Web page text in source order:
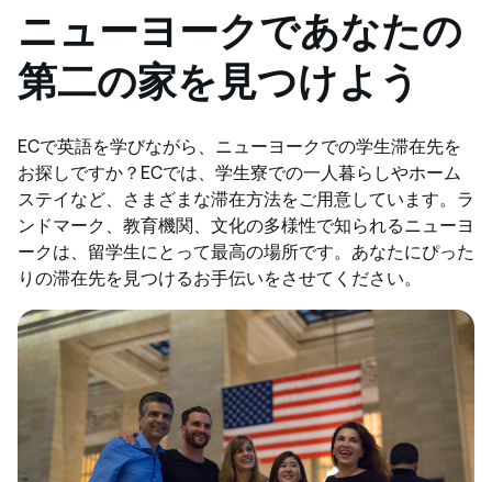
ニューヨークであなたの
第二の家を見つけよう
ECで英語を学びながら、ニューヨークでの学生滞在先を
お探しですか？ECでは、学生寮での一人暮らしやホーム
ステイなど、さまざまな滞在方法をご用意しています。ラ
ンドマーク、教育機関、文化の多様性で知られるニューヨ
ークは、留学生にとって最高の場所です。あなたにぴった
りの滞在先を見つけるお手伝いをさせてください。